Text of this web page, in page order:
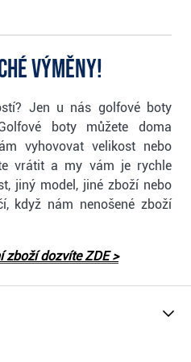
výměny!
Jen u nás golfové boty
boty můžete doma
vyhovovat velikost nebo
vrátit a my vám je rychle
jiný model, jiné zboží nebo
když nám nenošené zboží
zboží dozvíte ZDE >